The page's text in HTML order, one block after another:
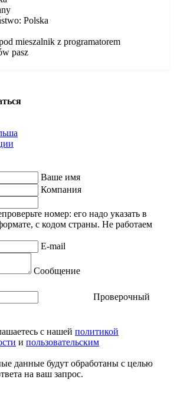
Polska
mieszalnik z programatorem
pasz
Ваше имя
Компания
номер: его надо указать в
с кодом страны. Не работаем
E-mail
Сообщение
Проверочный
с нашей политикой
и пользовательским
данные будут обработаны с целью
на ваш запрос.